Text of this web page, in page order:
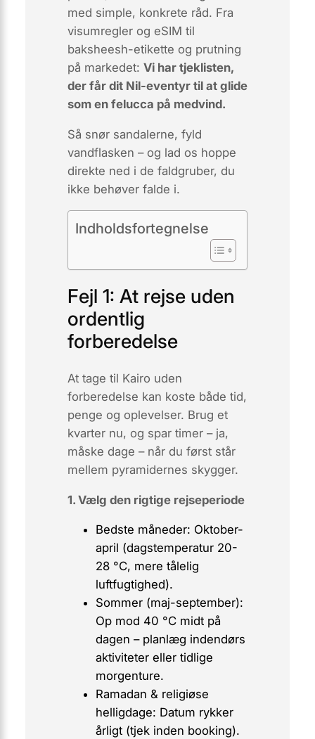
med simple, konkrete råd. Fra
visumregler og eSIM til
baksheesh-etikette og prutning
på markedet: Vi har tjeklisten,
der får dit Nil-eventyr til at glide
som en felucca på medvind.
Så snør sandalerne, fyld
vandflasken – og lad os hoppe
direkte ned i de faldgruber, du
ikke behøver falde i.
Indholdsfortegnelse
Fejl 1: At rejse uden
ordentlig
forberedelse
At tage til Kairo uden
forberedelse kan koste både tid,
penge og oplevelser. Brug et
kvarter nu, og spar timer – ja,
måske dage – når du først står
mellem pyramidernes skygger.
1. Vælg den rigtige rejseperiode
Bedste måneder: Oktober-
april (dagstemperatur 20-
28 °C, mere tålelig
luftfugtighed).
Sommer (maj-september):
Op mod 40 °C midt på
dagen – planlæg indendørs
aktiviteter eller tidlige
morgenture.
Ramadan & religiøse
helligdage: Datum rykker
årligt (tjek inden booking).